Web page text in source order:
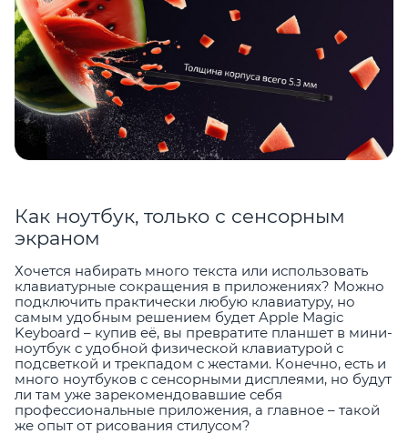
Как ноутбук, только с сенсорным
экраном
Хочется набирать много текста или использовать
клавиатурные сокращения в приложениях? Можно
подключить практически любую клавиатуру, но
самым удобным решением будет Apple Magic
Keyboard – купив её, вы превратите планшет в мини-
ноутбук с удобной физической клавиатурой с
подсветкой и трекпадом с жестами. Конечно, есть и
много ноутбуков с сенсорными дисплеями, но будут
ли там уже зарекомендовавшие себя
профессиональные приложения, а главное – такой
же опыт от рисования стилусом?